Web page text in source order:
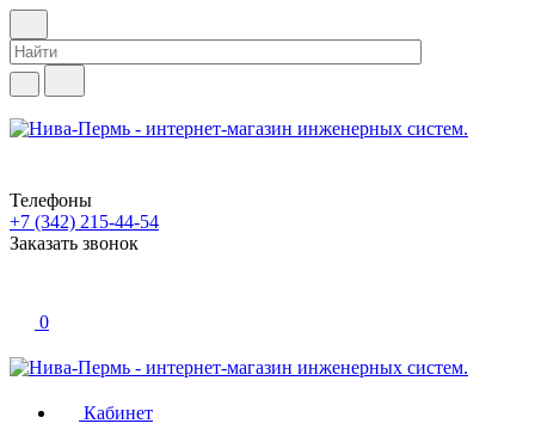
Телефоны
+7 (342) 215-44-54
Заказать звонок
0
Кабинет